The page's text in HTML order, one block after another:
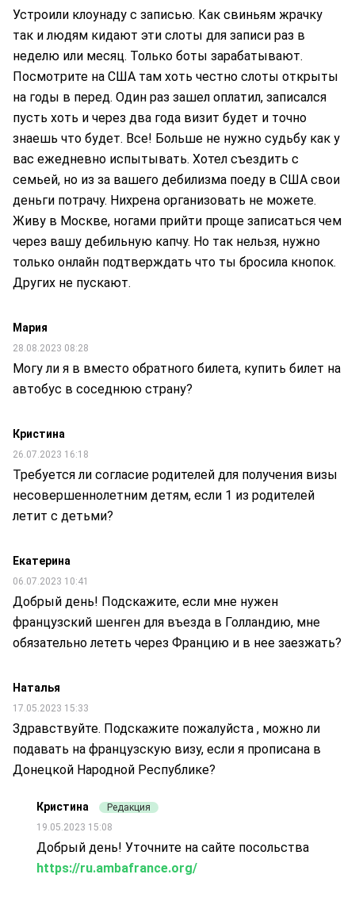
Устроили клоунаду с записью. Как свиньям жрачку
так и людям кидают эти слоты для записи раз в
неделю или месяц. Только боты зарабатывают.
Посмотрите на США там хоть честно слоты открыты
на годы в перед. Один раз зашел оплатил, записался
пусть хоть и через два года визит будет и точно
знаешь что будет. Все! Больше не нужно судьбу как у
вас ежедневно испытывать. Хотел съездить с
семьей, но из за вашего дебилизма поеду в США свои
деньги потрачу. Нихрена организовать не можете.
Живу в Москве, ногами прийти проще записаться чем
через вашу дебильную капчу. Но так нельзя, нужно
только онлайн подтверждать что ты бросила кнопок.
Других не пускают.
Мария
28.08.2023 08:28
Могу ли я в вместо обратного билета, купить билет на
автобус в соседнюю страну?
Кристина
26.07.2023 16:18
Требуется ли согласие родителей для получения визы
несовершеннолетним детям, если 1 из родителей
летит с детьми?
Екатерина
06.07.2023 10:41
Добрый день! Подскажите, если мне нужен
французский шенген для въезда в Голландию, мне
обязательно лететь через Францию и в нее заезжать?
Наталья
17.05.2023 15:33
Здравствуйте. Подскажите пожалуйста , можно ли
подавать на французскую визу, если я прописана в
Донецкой Народной Республике?
Кристина
Редакция
19.05.2023 15:08
Добрый день! Уточните на сайте посольства
https://ru.ambafrance.org/